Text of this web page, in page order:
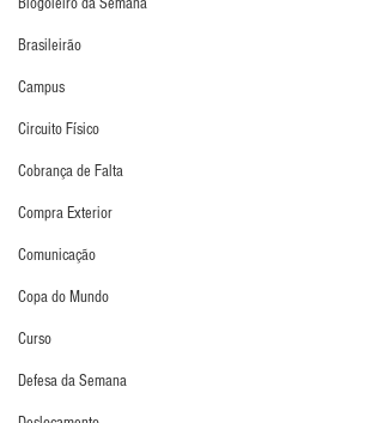
Brasileirão
Campus
Circuito Físico
Cobrança de Falta
Compra Exterior
Comunicação
Copa do Mundo
Curso
Defesa da Semana